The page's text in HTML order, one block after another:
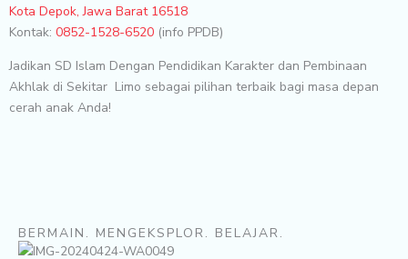
Kota Depok, Jawa Barat 16518
Kontak: 0852-1528-6520 (info PPDB)
Jadikan SD Islam Dengan Pendidikan Karakter dan Pembinaan
Akhlak di Sekitar Limo sebagai pilihan terbaik bagi masa depan
cerah anak Anda!
BERMAIN. MENGEKSPLOR. BELAJAR.